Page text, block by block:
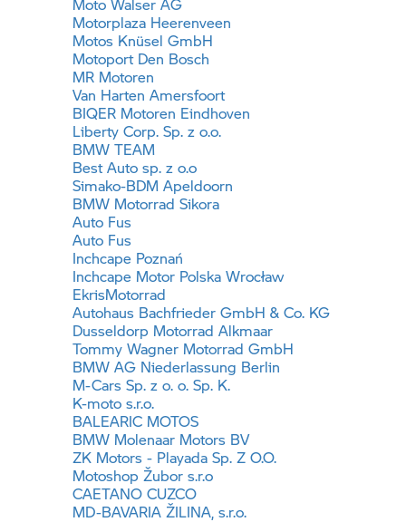
Motorplaza Heerenveen
Motos Knüsel GmbH
Motoport Den Bosch
MR Motoren
Van Harten Amersfoort
BIQER Motoren Eindhoven
Liberty Corp. Sp. z o.o.
BMW TEAM
Best Auto sp. z o.o
Simako-BDM Apeldoorn
BMW Motorrad Sikora
Auto Fus
Auto Fus
Inchcape Poznań
Inchcape Motor Polska Wrocław
EkrisMotorrad
Autohaus Bachfrieder GmbH & Co. KG
Dusseldorp Motorrad Alkmaar
Tommy Wagner Motorrad GmbH
BMW AG Niederlassung Berlin
M-Cars Sp. z o. o. Sp. K.
K-moto s.r.o.
BALEARIC MOTOS
BMW Molenaar Motors BV
ZK Motors - Playada Sp. Z O.O.
Motoshop Žubor s.r.o
CAETANO CUZCO
MD-BAVARIA ŽILINA, s.r.o.